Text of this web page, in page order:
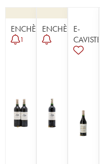
ENCHÈRE
1
ENCHÈREE-
CAVISTE